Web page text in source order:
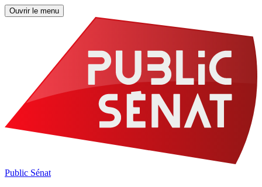
Ouvrir le menu
Public Sénat